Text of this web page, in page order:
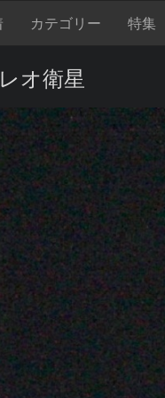
カテゴリー 特集
オ衛星